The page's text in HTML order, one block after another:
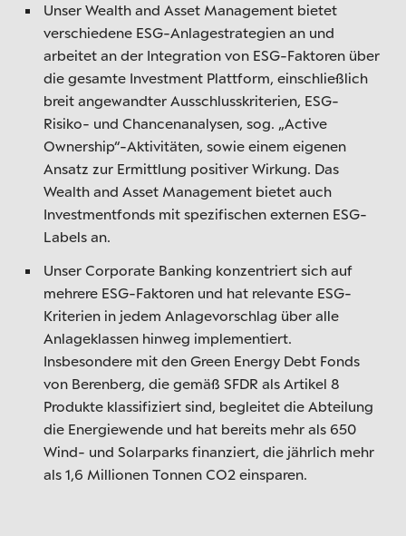
Unser Wealth and Asset Management bietet
verschiedene ESG-Anlagestrategien an und
arbeitet an der Integration von ESG-Faktoren über
die gesamte Investment Plattform, einschließlich
breit angewandter Ausschlusskriterien, ESG-
Risiko- und Chancenanalysen, sog. „Active
Ownership“-Aktivitäten, sowie einem eigenen
Ansatz zur Ermittlung positiver Wirkung. Das
Wealth and Asset Management bietet auch
Investmentfonds mit spezifischen externen ESG-
Labels an.
Unser Corporate Banking konzentriert sich auf
mehrere ESG-Faktoren und hat relevante ESG-
Kriterien in jedem Anlagevorschlag über alle
Anlageklassen hinweg implementiert.
Insbesondere mit den Green Energy Debt Fonds
von Berenberg, die gemäß SFDR als Artikel 8
Produkte klassifiziert sind, begleitet die Abteilung
die Energiewende und hat bereits mehr als 650
Wind- und Solarparks finanziert, die jährlich mehr
als 1,6 Millionen Tonnen CO2 einsparen.